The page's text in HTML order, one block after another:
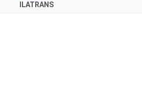
ILATRANS